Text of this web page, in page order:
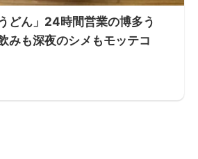
どん」24時間営業の博多う
みも深夜のシメもモッテコ